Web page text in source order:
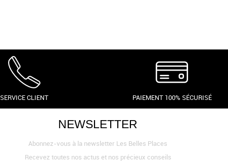
SERVICE CLIENT PAIEMENT 100% SÉCURISÉ
NEWSLETTER
Abonnez-vous à la newsletter Les Belles Places
Recevez toutes nos actus et nos précieux conseils